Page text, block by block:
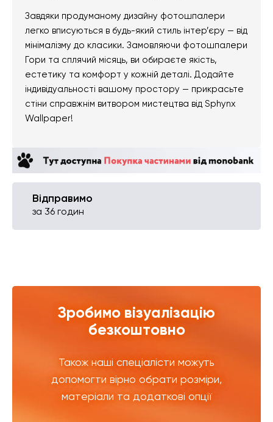
Завдяки продуманому дизайну фотошпалери
легко вписуються в будь-який стиль інтер’єру — від
мінімалізму до класики. Замовляючи фотошпалери
Гори та сплячий місяць, ви обираєте якість,
естетику та комфорт у кожній деталі. Додайте
індивідуальності вашому простору — прикрасьте
стіни справжнім витвором мистецтва від Sphynx
Wallpaper!
Відправимо
за 36 годин
Зробимо візуалізацію
безкоштовно
Також наші спеціалісти можуть
допомогти вірно обрати розміри,
матеріали та додаткові опції